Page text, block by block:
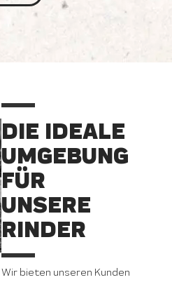
DIE IDEALE
UMGEBUNG
FÜR
UNSERE
RINDER
Wir bieten unseren Kunden